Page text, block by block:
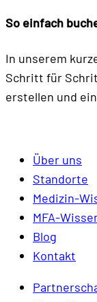
So einfach
In unserem
Schritt für
erstellen und
Über uns
Standorte
Medizin-
MFA-
Blog
Kontakt